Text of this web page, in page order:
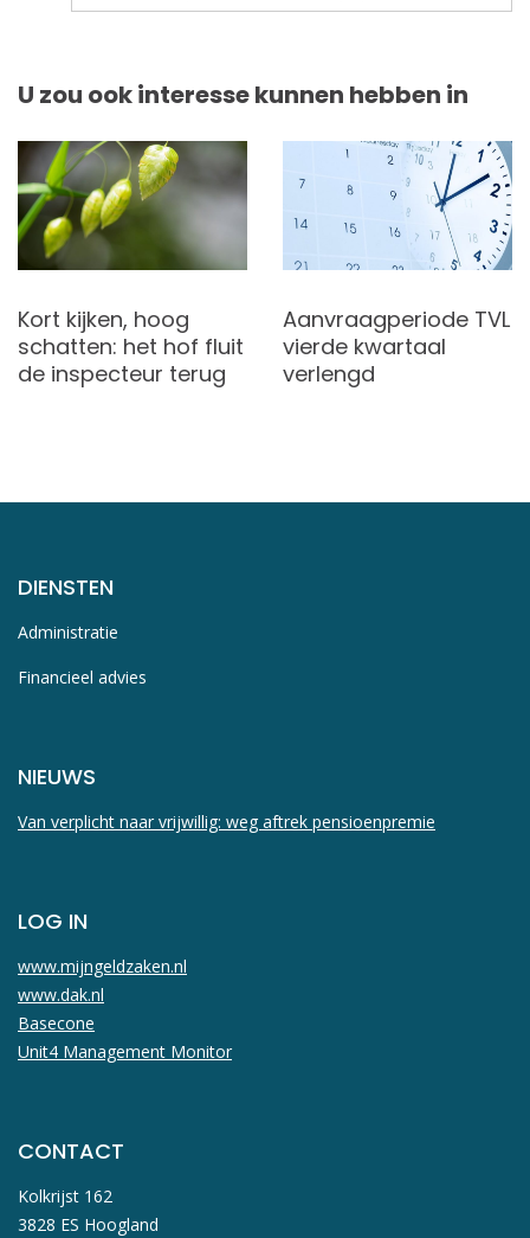
U zou ook interesse kunnen hebben in
Kort kijken, hoog
schatten: het hof fluit
de inspecteur terug
Aanvraagperiode TVL
vierde kwartaal
verlengd
DIENSTEN
Administratie
Financieel advies
NIEUWS
Van verplicht naar vrijwillig: weg aftrek pensioenpremie
LOG IN
www.mijngeldzaken.nl
www.dak.nl
Basecone
Unit4 Management Monitor
CONTACT
Kolkrijst 162
3828 ES Hoogland